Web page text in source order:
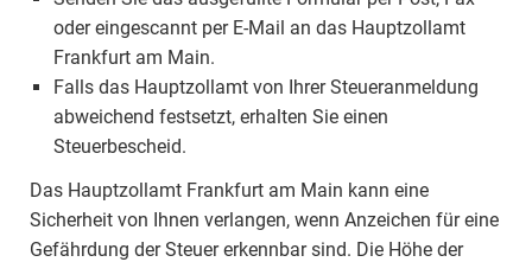
oder eingescannt per E-Mail an das Hauptzollamt
Frankfurt am Main.
Falls das Hauptzollamt von Ihrer Steueranmeldung
abweichend festsetzt, erhalten Sie einen
Steuerbescheid.
Das Hauptzollamt Frankfurt am Main kann eine
Sicherheit von Ihnen verlangen, wenn Anzeichen für eine
Gefährdung der Steuer erkennbar sind. Die Höhe der